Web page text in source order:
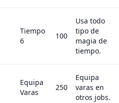
Tiempo
6
100
Usa todo
tipo de
magia de
tiempo.
Equipa
Varas
250
Equipa
varas en
otros jobs.